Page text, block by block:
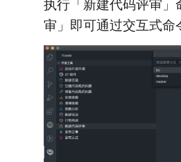
执行「新建代码评审
审」即可通过交互式命